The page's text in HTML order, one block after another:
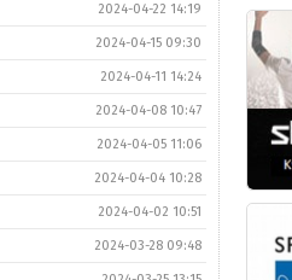
2024-04-22 14:19
2024-04-15 09:30
2024-04-11 14:24
2024-04-08 10:47
2024-04-05 11:06
2024-04-04 10:28
2024-04-02 10:51
2024-03-28 09:48